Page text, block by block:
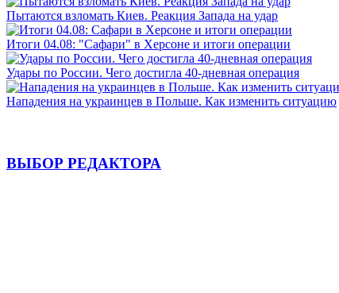
Пытаются взломать Киев. Реакция Запада на удар
Итоги 04.08: "Сафари" в Херсоне и итоги операции
Удары по России. Чего достигла 40-дневная операция
Нападения на украинцев в Польше. Как изменить ситуацию
ВЫБОР РЕДАКТОРА